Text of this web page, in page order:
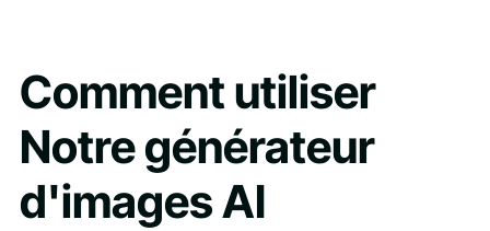
Comment utiliser
Notre générateur
d'images AI